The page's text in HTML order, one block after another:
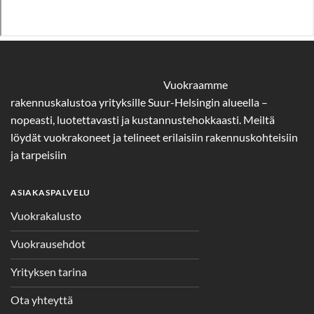
Vuokraamme
rakennuskalustoa yrityksille Suur-Helsingin alueella –
nopeasti, luotettavasti ja kustannustehokkaasti. Meiltä
löydät vuokrakoneet ja telineet erilaisiin rakennuskohteisiin
ja tarpeisiin
ASIAKASPALVELU
Vuokrakalusto
Vuokrausehdot
Yrityksen tarina
Ota yhteyttä